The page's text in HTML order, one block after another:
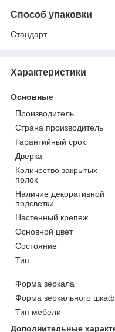
Способ упаковки
Стандарт
Характеристики
Основные
Производитель
Страна производитель
Гарантийный срок
Дверка
Количество закрытых
полок
Наличие декоративной
подсветки
Настенный крепеж
Основной цвет
Состояние
Тип
Форма зеркала
Форма зеркального
Тип мебели
Дополнительные